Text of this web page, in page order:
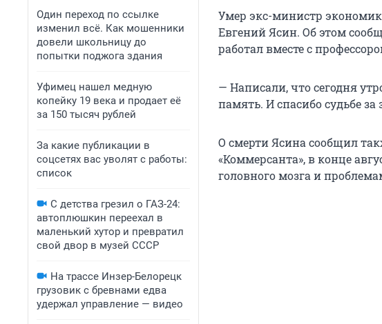
Один переход по ссылке
изменил всё. Как мошенники
довели школьницу до
попытки поджога здания
Уфимец нашел медную
копейку 19 века и продает её
за 150 тысяч рублей
За какие публикации в
соцсетях вас уволят с работы:
список
С детства грезил о ГАЗ-24:
автоплюшкин переехал в
маленький хутор и превратил
свой двор в музей СССР
На трассе Инзер-Белорецк
грузовик с бревнами едва
удержал управление — видео
Умер экс-министр
Евгений Ясин. Об этом
работал вместе с
— Написали, что сегодня
память. И спасибо судьбе
О смерти Ясина сообщил
«Коммерсанта», в конце
головного мозга и